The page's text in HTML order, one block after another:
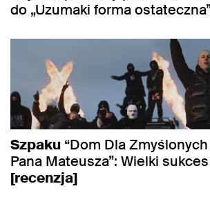
do „Uzumaki forma
Szpaku “Dom Dla Zmyślonych
Pana Mateusza”: Wielki
[recenzja]